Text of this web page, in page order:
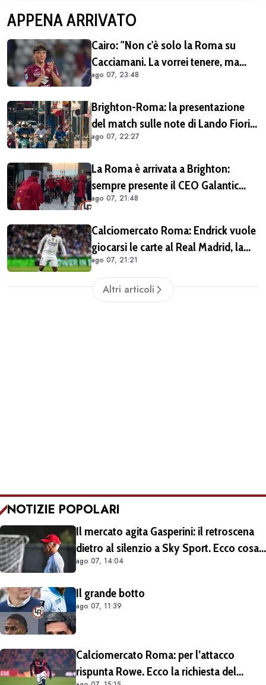
APPENA ARRIVATO
Cairo: "Non c'è solo la Roma su
Cacciamani. La vorrei tenere, ma
vediamo"
ago 07, 23:48
Brighton-Roma: la presentazione
del match sulle note di Lando Fiorini
(VIDEO)
ago 07, 22:27
La Roma è arrivata a Brighton:
sempre presente il CEO Galantic
(VIDEO)
ago 07, 21:48
Calciomercato Roma: Endrick vuole
giocarsi le carte al Real Madrid, la
pista si complica
ago 07, 21:21
Altri articoli
NOTIZIE POPOLARI
Il mercato agita Gasperini: il retroscena
dietro al silenzio a Sky Sport. Ecco cosa
è emerso dal meeting con la proprietà
ago 07, 14:04
Il grande botto
ago 07, 11:39
Calciomercato Roma: per l’attacco
rispunta Rowe. Ecco la richiesta del